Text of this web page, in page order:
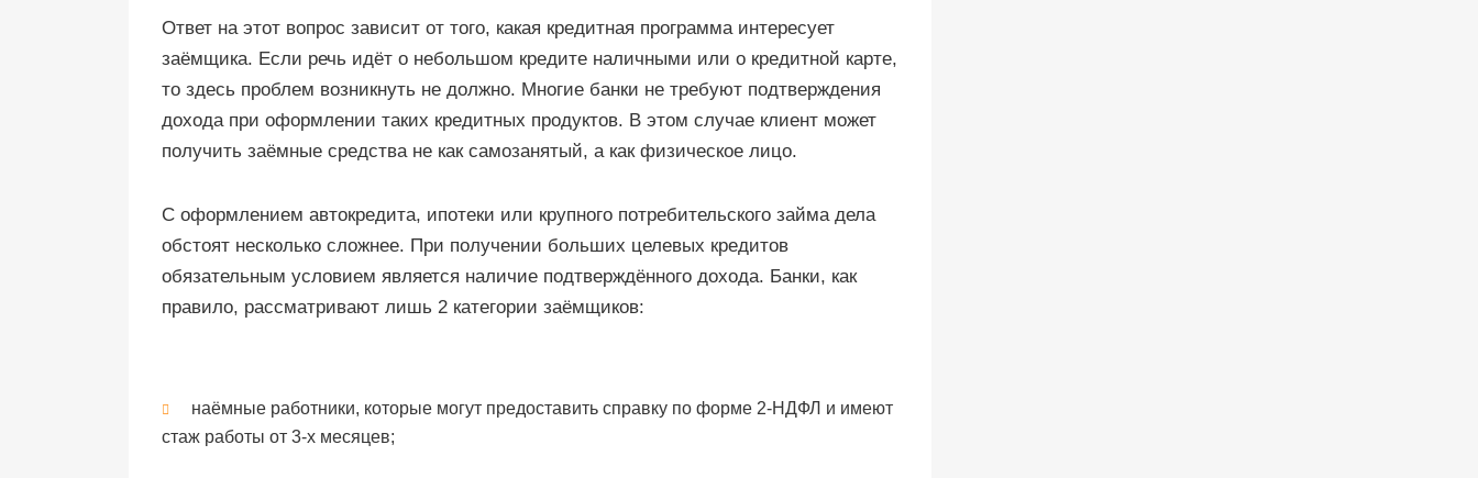
Ответ на этот вопрос зависит от того, какая кредитная программа интересует
заёмщика. Если речь идёт о небольшом кредите наличными или о кредитной карте,
то здесь проблем возникнуть не должно. Многие банки не требуют подтверждения
дохода при оформлении таких кредитных продуктов. В этом случае клиент может
получить заёмные средства не как самозанятый, а как физическое лицо.
С оформлением автокредита, ипотеки или крупного потребительского займа дела
обстоят несколько сложнее. При получении больших целевых кредитов
обязательным условием является наличие подтверждённого дохода. Банки, как
правило, рассматривают лишь 2 категории заёмщиков:
наёмные работники, которые могут предоставить справку по форме 2-НДФЛ и имеют
стаж работы от 3-х месяцев;